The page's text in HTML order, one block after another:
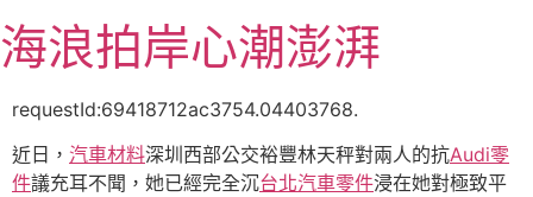
至
主
容
海浪拍岸心潮澎湃
requestId:69418712ac3754.04403768.
近日， 汽車材料深圳西部公交裕豐林天秤對兩人的抗Audi零
件議充耳不聞，她已經完全沉台北汽車零件浸在她對極致平